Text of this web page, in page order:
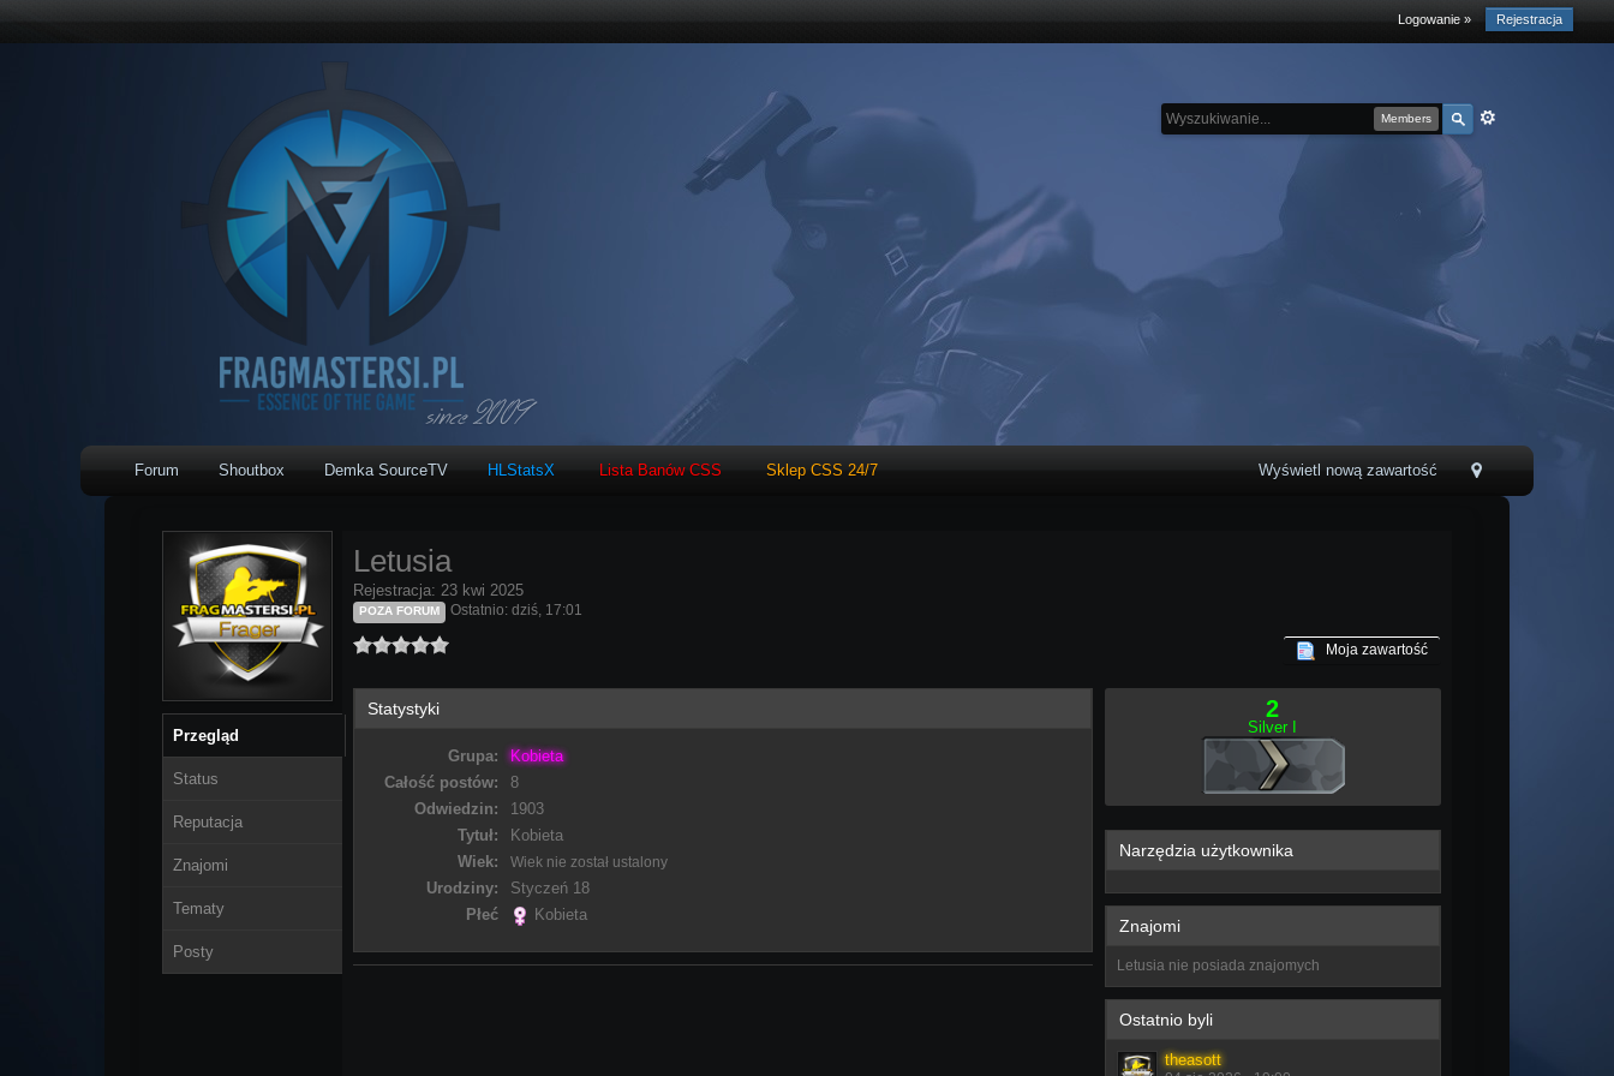
Logowanie » Rejestracja
Members
Wyświetl nową zawartość
Forum Shoutbox Demka SourceTV HLStatsX Lista Banów CSS Sklep CSS 24/7
Przegląd
Status
Reputacja
Znajomi
Tematy
Posty
Letusia
Rejestracja: 23 kwi 2025
POZA FORUM Ostatnio: dziś, 17:01
Moja zawartość
Statystyki
Grupa:
Kobieta
Całość postów:
8
Odwiedzin:
1903
Tytuł:
Kobieta
Wiek:
Wiek nie został ustalony
Urodziny:
Styczeń 18
Płeć
Kobieta
2
Silver I
Narzędzia użytkownika
Znajomi
Letusia nie posiada znajomych
Ostatnio byli
theasott